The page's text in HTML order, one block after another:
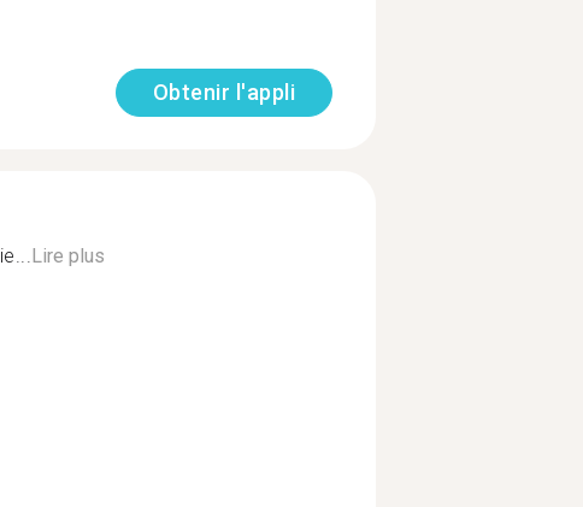
Obtenir l'appli
Lire plus